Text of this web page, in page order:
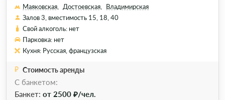
Маяковская,
Достоевская,
Владимирская
Залов 3, вместимость 15, 18, 40
Свой алкоголь: нет
Парковка: нет
Кухня: Русская, французская
Стоимость аренды
С банкетом:
Банкет: от 2500 ₽/чел.